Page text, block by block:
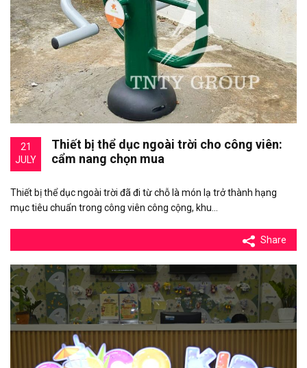
21
JULY
Thiết bị thể dục ngoài trời cho công viên:
cẩm nang chọn mua
Thiết bị thể dục ngoài trời đã đi từ chỗ là món lạ trở thành hạng
mục tiêu chuẩn trong công viên công cộng, khu…
Share